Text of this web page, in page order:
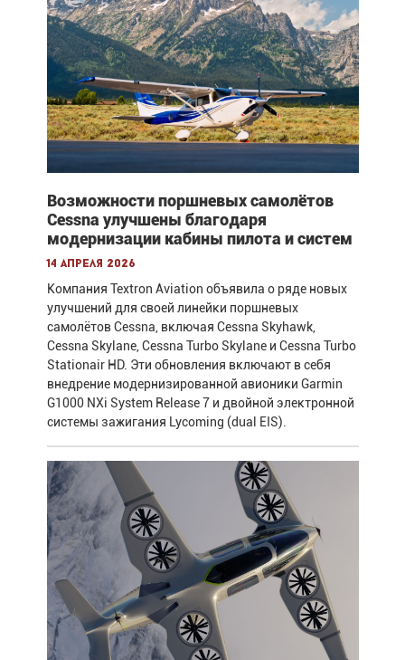
Возможности поршневых самолётов
Cessna улучшены благодаря
модернизации кабины пилота и систем
14 апреля 2026
Компания Textron Aviation объявила о ряде новых
улучшений для своей линейки поршневых
самолётов Cessna, включая Cessna Skyhawk,
Cessna Skylane, Cessna Turbo Skylane и Cessna Turbo
Stationair HD. Эти обновления включают в себя
внедрение модернизированной авионики Garmin
G1000 NXi System Release 7 и двойной электронной
системы зажигания Lycoming (dual EIS).